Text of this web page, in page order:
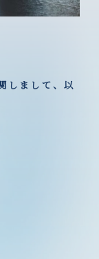
しまして、以